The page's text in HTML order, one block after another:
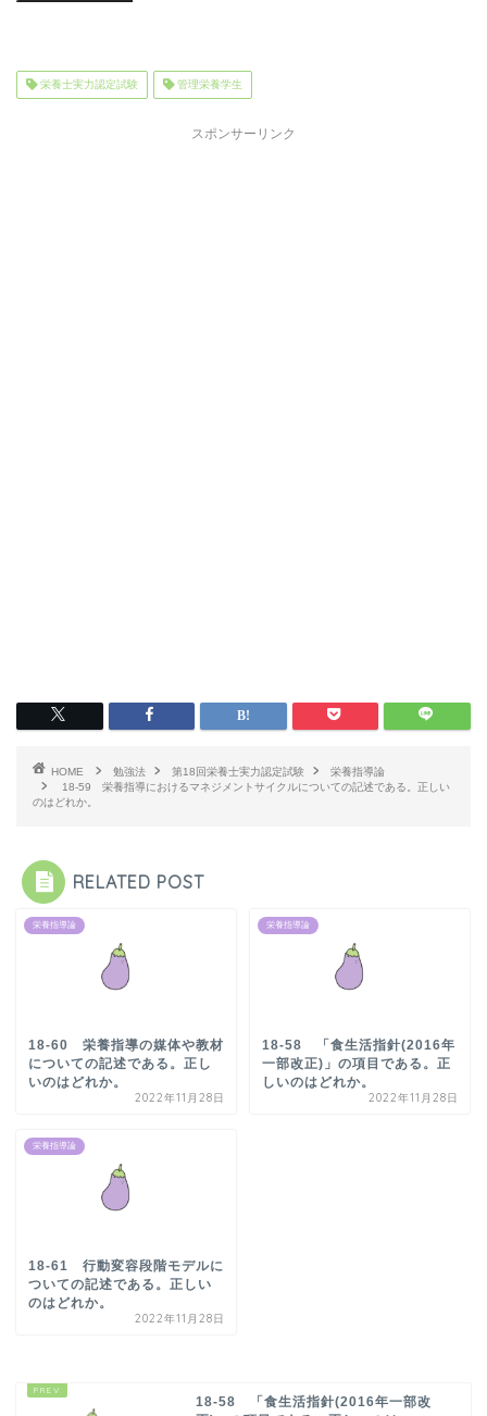
栄養士実力認定試験 管理栄養学生
スポンサーリンク
HOME 勉強法 第18回栄養士実力認定試験
栄養指導論
18-59 栄養指導におけるマネジメントサイクルについての記述である。正しい
のはどれか。
RELATED POST
栄養指導論
18-60 栄養指導の媒体や教材
についての記述である。正し
いのはどれか。
2022年11月28日
栄養指導論
18-58 「食生活指針(2016年
一部改正)」の項目である。正
しいのはどれか。
2022年11月28日
栄養指導論
18-61 行動変容段階モデルに
ついての記述である。正しい
のはどれか。
2022年11月28日
18-58 「食生活指針(2016年一部改